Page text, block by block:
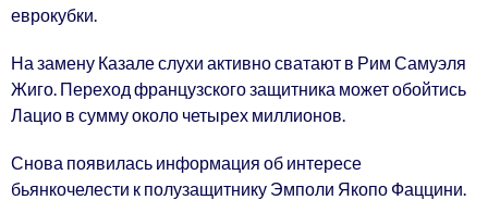
еврокубки.
На замену Казале слухи активно сватают в Рим Самуэля
Жиго. Переход французского защитника может обойтись
Лацио в сумму около четырех миллионов.
Снова появилась информация об интересе
бьянкочелести к полузащитнику Эмполи Якопо Фаццини.